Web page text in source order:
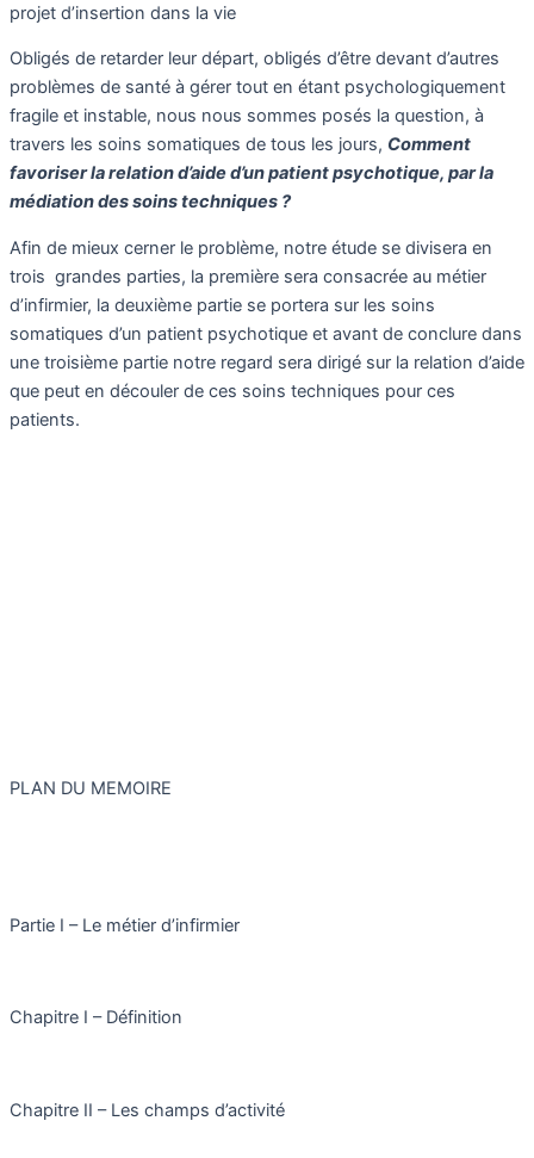
projet d’insertion dans la vie
Obligés de retarder leur départ, obligés d’être devant d’autres
problèmes de santé à gérer tout en étant psychologiquement
fragile et instable, nous nous sommes posés la question, à
travers les soins somatiques de tous les jours, Comment
favoriser la relation d’aide d’un patient psychotique, par la
médiation des soins techniques ?
Afin de mieux cerner le problème, notre étude se divisera en
trois grandes parties, la première sera consacrée au métier
d’infirmier, la deuxième partie se portera sur les soins
somatiques d’un patient psychotique et avant de conclure dans
une troisième partie notre regard sera dirigé sur la relation d’aide
que peut en découler de ces soins techniques pour ces
patients.
PLAN DU MEMOIRE
Partie I – Le métier d’infirmier
Chapitre I – Définition
Chapitre II – Les champs d’activité